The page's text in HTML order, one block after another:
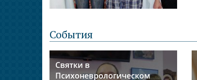
События
Святки в
Психоневрологическом